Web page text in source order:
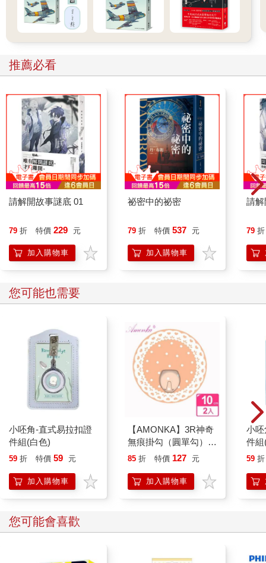
緬甸婦女們羞澀的微笑。我隔著茵雅湖，遙望翁山蘇姬被軟禁的
住所，金色的大寶塔依然在陽光中閃閃發亮。
二○一五年底，緬甸舉行開放後的首次國會大選，我又再次造訪緬
甸，仰光的面貌已經出現巨大轉變，許多新建築拔地而起，街上
充塞著綿延不絕的汽車，翁山蘇姬從謎樣般的茵雅湖畔，化成無
從過去以來，緬甸就是一個隱士之國，潛藏在伊洛瓦底江的最深
處，如同披上一層厚重的白紗，讓我們只能從地圖上看到，卻似
乎永遠接觸不到。緬甸六千萬人口彷彿一群無聲的群眾。而緬甸
政府為了避免受到外界「世俗」的干擾，還特地把首都從臨海的
仰光，遷移到內陸叢林深處的奈比多，從此之後，奈比多便有如
一座緬甸執政者的失樂園，分隔了政府與民眾，也隔離了緬甸與
世界。其實，緬甸剛獨立的時候並非如此，那是一個充滿活力的
新國度。到過緬甸的人，都曾見過緬甸紙鈔上一張年輕的肖像，
年輕的時候，組織了一支「緬甸獨立義勇軍」，為幫助緬甸脫離
暗殺（據說是之後掌權的軍事強人尼溫所為），當時年僅三十二
歲，那時還有六名政府閣員也連同翁山一起被殺害，這讓獨立之
子。
緬甸人極度迷信占星術，在政府御用占星家的指點下，選擇於一
九四八年一月四日凌晨四點二十分宣布建國，然而當時另一位緬
甸占星家知道此事之後卻大呼不妙，他認為這個時間點是個凶
卦，之後緬甸將會淪落至流血與戰鬥的景況之中。這位占星家的
預言果然成真。
翁山被刺殺之後，由翁山的革命夥伴吳努擔任獨立後的第一任文
人總理，由於緬甸是一個多族群的國家，有多達十餘個少數民
族，因此吳努認為多元化的聯邦制，將是最適合緬甸的政治體
制。但這項主張引發以緬族為主體的軍方人士高度不滿，於是軍
吳努被迫流亡海外，此後緬甸對外關起大門，走向軍人長期統治
的道路。
所有外國人，當時所有專業人士幾乎都逃離緬甸。在尼溫實施具
有緬甸特色的社會主義下，讓緬甸從世界米倉之國，淪為亞洲最
義的奉行者，他不但極度仇視華人，並對撣族、克倫族等少數民
推薦必看
請解開故事謎底 01
79 折 特價 229 元
加入購物車
祕密中的祕密
79 折 特價 537 元
加入購物車
請解
79 折
您可能也需要
小呸角-直式易拉扣證
件組(白色)
59 折 特價 59 元
加入購物車
【AMONKA】3R神奇
無痕掛勾（圓單勾）
（蕾絲點點－奶油）2
85 折 特價 127 元
加入購物車
小
件
59 折
您可能會喜歡